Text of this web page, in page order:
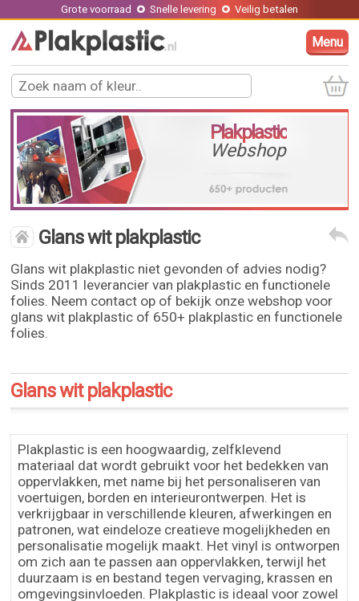
Grote voorraad Snelle levering Veilig betalen
Menu
Plakplastic
Webshop
Glans wit plakplastic
Glans wit plakplastic niet gevonden of advies nodig?
Sinds 2011 leverancier van plakplastic en functionele
folies. Neem contact op of bekijk onze webshop voor
glans wit plakplastic of 650+ plakplastic en functionele
folies.
Glans wit plakplastic
Plakplastic is een hoogwaardig, zelfklevend
materiaal dat wordt gebruikt voor het bedekken van
oppervlakken, met name bij het personaliseren van
voertuigen, borden en interieurontwerpen. Het is
verkrijgbaar in verschillende kleuren, afwerkingen en
patronen, wat eindeloze creatieve mogelijkheden en
personalisatie mogelijk maakt. Het vinyl is ontworpen
om zich aan te passen aan oppervlakken, terwijl het
duurzaam is en bestand tegen vervaging, krassen en
omgevingsinvloeden. Plakplastic is ideaal voor zowel